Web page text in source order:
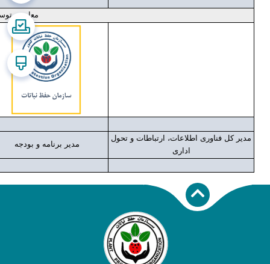
معاونت
مدیر کل فناوری اطلاعات، ارتباطات و تحول
اداری
مدیر برنامه و بودجه